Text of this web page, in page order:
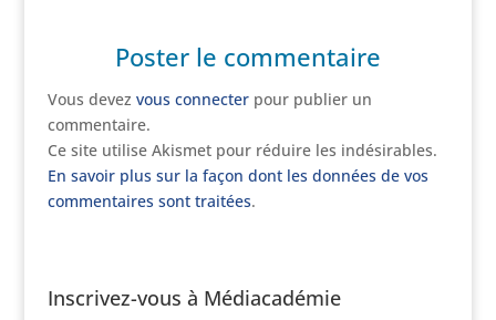
Poster le commentaire
Vous devez vous connecterpour publier un
commentaire.
Ce site utilise Akismet pour réduire les indésirables.
En savoir plus sur la façon dont les données de vos
commentaires sont traitées.
Inscrivez-vous à Médiacadémie